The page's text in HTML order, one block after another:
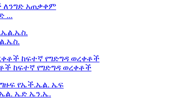
...
ከፍተኛ የግድግዳ ወረቀቶች
ኤድ ኤን.ኤ.